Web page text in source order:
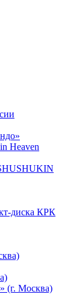
Heaven
диска КРК
(г. Москва)